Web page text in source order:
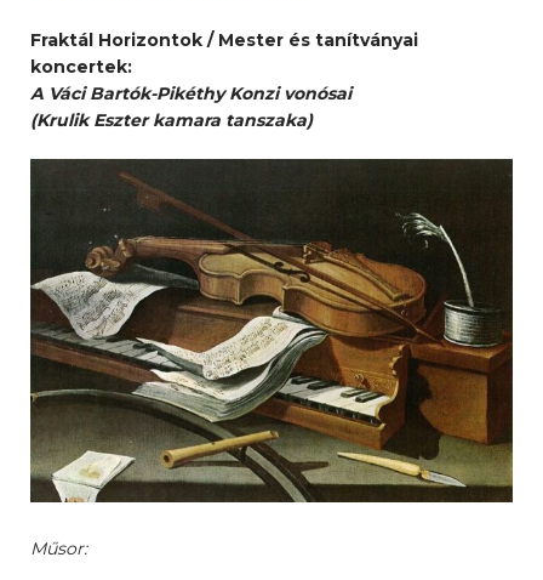
Fraktál Horizontok / Mester és tanítványai
koncertek:
A Váci Bartók-Pikéthy Konzi vonósai
(Krulik Eszter kamara tanszaka)
Műsor: